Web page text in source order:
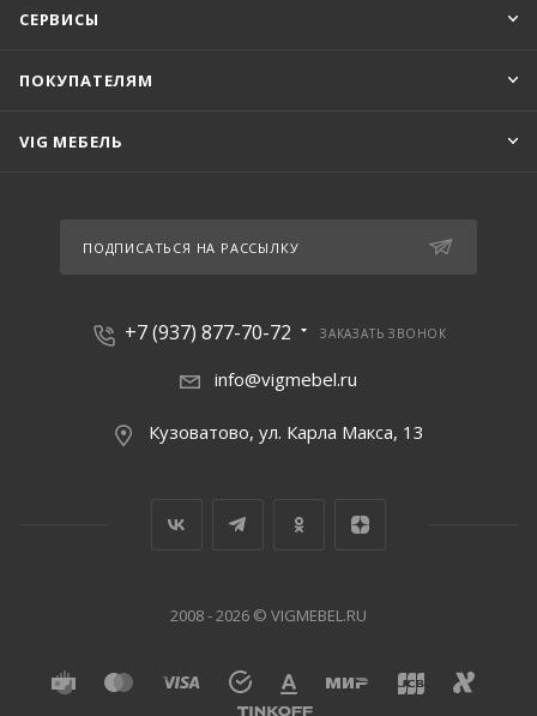
СЕРВИСЫ
ПОКУПАТЕЛЯМ
VIG МЕБЕЛЬ
ПОДПИСАТЬСЯ НА РАССЫЛКУ
+7 (937) 877-70-72 ЗАКАЗАТЬ ЗВОНОК
info@vigmebel.ru
Кузоватово, ул. Карла Макса, 13
2008 - 2026 © VIGMEBEL.RU